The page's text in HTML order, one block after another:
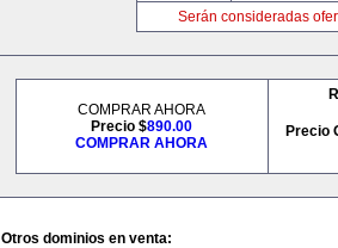
Serán consideradas
COMPRAR AHORA
Precio $890.00
COMPRAR AHORA
Precio
Otros dominios en venta: